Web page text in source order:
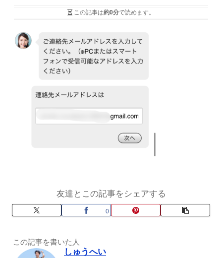
この記事は約0分で読めます。
友達とこの記事をシェアする
0
この記事を書いた人
しゅうへい